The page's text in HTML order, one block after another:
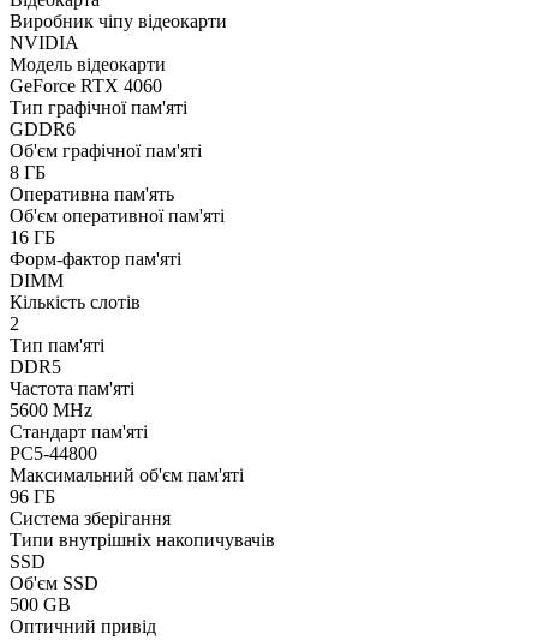
Виробник чіпу відеокарти
NVIDIA
Модель відеокарти
GeForce RTX 4060
Тип графічної пам'яті
GDDR6
Об'єм графічної пам'яті
8 ГБ
Оперативна пам'ять
Об'єм оперативної пам'яті
16 ГБ
Форм-фактор пам'яті
DIMM
Кількість слотів
2
Тип пам'яті
DDR5
Частота пам'яті
5600 MHz
Стандарт пам'яті
PC5-44800
Максимальний об'єм пам'яті
96 ГБ
Система зберігання
Типи внутрішніх накопичувачів
SSD
Об'єм SSD
500 GB
Оптичний привід